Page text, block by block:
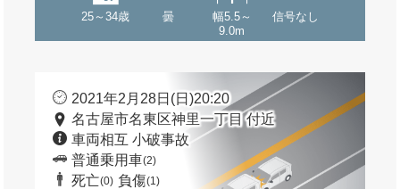
25～34歳 曇
幅5.5～
9.0m
信号なし
2021年2月28日(日)20:20
名古屋市名東区神里一丁目 付近
車両相互 小破事故
普通乗用車(2)
死亡(0) 負傷(1)